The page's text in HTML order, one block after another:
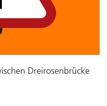
Dreirosenbrücke